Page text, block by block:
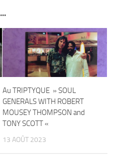
Au TRIPTYQUE » SOUL
GENERALS WITH ROBERT
MOUSEY THOMPSON and
TONY SCOTT «
13 AOÛT 2023